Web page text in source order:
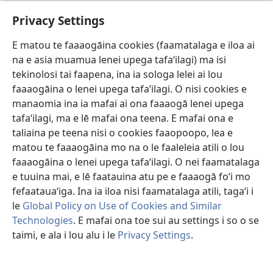
Privacy Settings
E matou te faaaogāina cookies (faamatalaga e iloa ai
na e asia muamua lenei upega tafaʻilagi) ma isi
tekinolosi tai faapena, ina ia sologa lelei ai lou
faaaogāina o lenei upega tafa’ilagi. O nisi cookies e
manaomia ina ia mafai ai ona faaaogā lenei upega
tafaʻilagi, ma e lē mafai ona teena. E mafai ona e
taliaina pe teena nisi o cookies faaopoopo, lea e
matou te faaaogāina mo na o le faaleleia atili o lou
faaaogāina o lenei upega tafaʻilagi. O nei faamatalaga
e tuuina mai, e lē faatauina atu pe e faaaogā foʻi mo
fefaatauaʻiga. Ina ia iloa nisi faamatalaga atili, tagaʻi i
le Global Policy on Use of Cookies and Similar
Technologies. E mafai ona toe sui au settings i so o se
taimi, e ala i lou alu i le Privacy Settings.
Faamatalaga mo Ofisa o le Malo
Foa'i Tauofo
(tatala
se
polokalame)
Lomiga Faale-Tusi Paia I LE INITANETI™
(tatala
se
isi
polokalame)
JW Hub
(tatala
se
isi
polokalame)
App o le JW Library
Copyright© 2026 Watch Tower Bible and Tract Society of Pennsylvania.
AIĀIGA MO LE FAAAOGĀINA|MALIEGA FAALETULAFONO
SETTINGS